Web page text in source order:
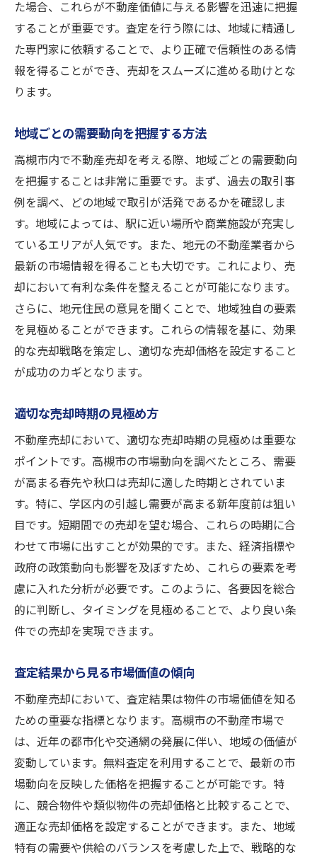
た場合、これらが不動産価値に与える影響を迅速に把握
することが重要です。査定を行う際には、地域に精通し
た専門家に依頼することで、より正確で信頼性のある情
報を得ることができ、売却をスムーズに進める助けとな
ります。
地域ごとの需要動向を把握する方法
高槻市内で不動産売却を考える際、地域ごとの需要動向
を把握することは非常に重要です。まず、過去の取引事
例を調べ、どの地域で取引が活発であるかを確認しま
す。地域によっては、駅に近い場所や商業施設が充実し
ているエリアが人気です。また、地元の不動産業者から
最新の市場情報を得ることも大切です。これにより、売
却において有利な条件を整えることが可能になります。
さらに、地元住民の意見を聞くことで、地域独自の要素
を見極めることができます。これらの情報を基に、効果
的な売却戦略を策定し、適切な売却価格を設定すること
が成功のカギとなります。
適切な売却時期の見極め方
不動産売却において、適切な売却時期の見極めは重要な
ポイントです。高槻市の市場動向を調べたところ、需要
が高まる春先や秋口は売却に適した時期とされていま
す。特に、学区内の引越し需要が高まる新年度前は狙い
目です。短期間での売却を望む場合、これらの時期に合
わせて市場に出すことが効果的です。また、経済指標や
政府の政策動向も影響を及ぼすため、これらの要素を考
慮に入れた分析が必要です。このように、各要因を総合
的に判断し、タイミングを見極めることで、より良い条
件での売却を実現できます。
査定結果から見る市場価値の傾向
不動産売却において、査定結果は物件の市場価値を知る
ための重要な指標となります。高槻市の不動産市場で
は、近年の都市化や交通網の発展に伴い、地域の価値が
変動しています。無料査定を利用することで、最新の市
場動向を反映した価格を把握することが可能です。特
に、競合物件や類似物件の売却価格と比較することで、
適正な売却価格を設定することができます。また、地域
特有の需要や供給のバランスを考慮した上で、戦略的な